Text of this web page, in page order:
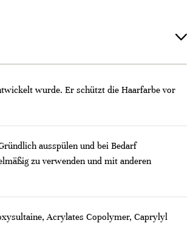
wurde. Er schützt die Haarfarbe vor
ausspülen und bei Bedarf
zu verwenden und mit anderen
Acrylates Copolymer, Caprylyl